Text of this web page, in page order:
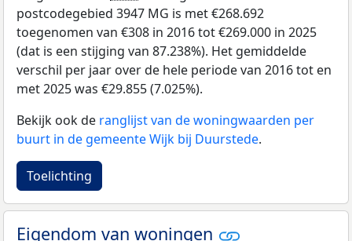
postcodegebied 3947 MG is met €268.692
toegenomen van €308 in 2016 tot €269.000 in 2025
(dat is een stijging van 87.238%). Het gemiddelde
verschil per jaar over de hele periode van 2016 tot en
met 2025 was €29.855 (7.025%).
Bekijk ook de ranglijst van de woningwaarden per
buurt in de gemeente Wijk bij Duurstede.
Toelichting
Eigendom van woningen